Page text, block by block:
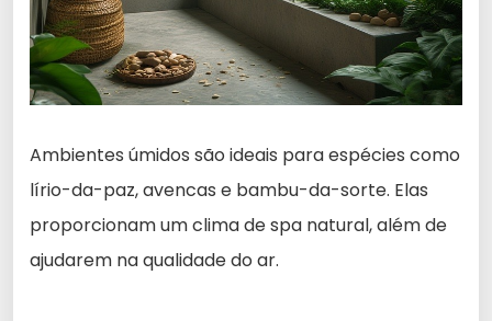
Ambientes úmidos são ideais para espécies como
lírio-da-paz, avencas e bambu-da-sorte. Elas
proporcionam um clima de spa natural, além de
ajudarem na qualidade do ar.